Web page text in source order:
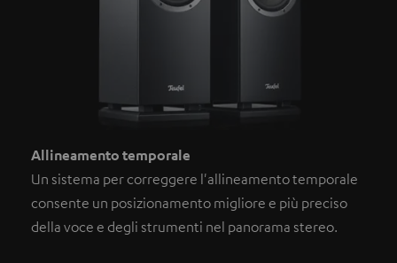
Allineamento temporale
Un sistema per correggere l'allineamento temporale
consente un posizionamento migliore e più preciso
della voce e degli strumenti nel panorama stereo.